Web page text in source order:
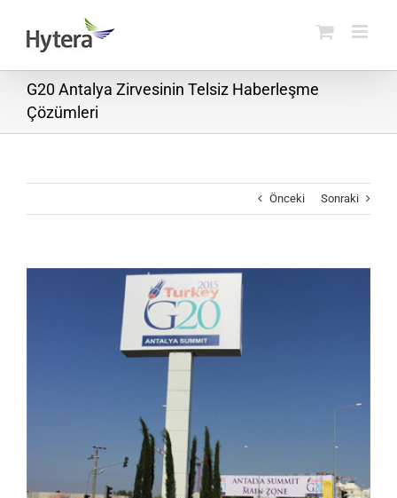
content
G20 Antalya Zirvesinin Telsiz Haberleşme
Çözümleri
Önceki Sonraki